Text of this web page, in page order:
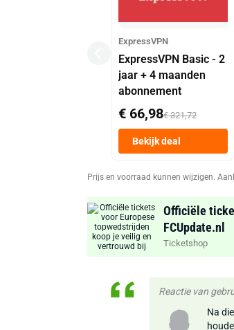
ExpressVPN
ExpressVPN Basic - 2
jaar + 4 maanden
abonnement
€ 66,98€ 321,72
Bekijk deal
Prijs en voorraad kunnen wijzigen.
Officiële
FCUpdate.nl
Ticketshop
Reactie van
Na